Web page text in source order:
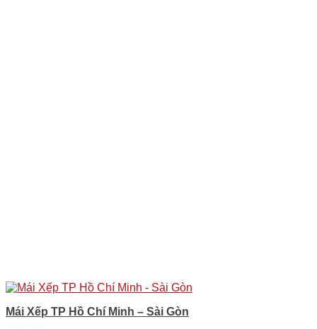
Mái Xếp TP Hồ Chí Minh – Sài Gòn